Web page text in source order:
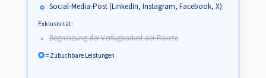
Social-Media-Post (LinkedIn, Instagram, Facebook, X)
Exklusivität:
Begrenzung der Verfügbarkeit der Pakete
= Zubuchbare Leistungen